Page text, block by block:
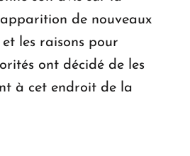
de nouveaux
les raisons pour
ont décidé de les
à cet endroit de la